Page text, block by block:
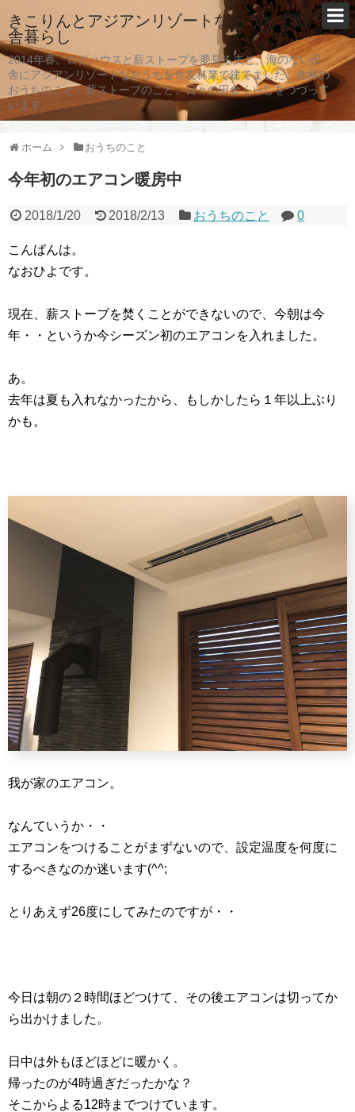
きこりんとアジアンリゾートなおうちで田
舎暮らし
2014年春。ログハウスと薪ストーブを夢見る夫と、海のない田
舎にアジアンリゾートなおうちを住友林業で建てました。住林の
おうちのこと、薪ストーブのこと、日々の田舎くらしをつづって
います。
ホーム おうちのこと
今年初のエアコン暖房中
2018/1/20 2018/2/13 おうちのこと 0
こんばんは。
なおひよです。
現在、薪ストーブを焚くことができないので、今朝は今
年・・というか今シーズン初のエアコンを入れました。
あ。
去年は夏も入れなかったから、もしかしたら１年以上ぶり
かも。
我が家のエアコン。
なんていうか・・
エアコンをつけることがまずないので、設定温度を何度に
するべきなのか迷います(^^;
とりあえず26度にしてみたのですが・・
今日は朝の２時間ほどつけて、その後エアコンは切ってか
ら出かけました。
日中は外もほどほどに暖かく。
帰ったのが4時過ぎだったかな？
そこからよる12時までつけています。